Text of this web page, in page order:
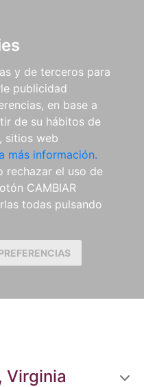
y de terceros para
publicidad
en base a
de su hábitos de
sitios web
más información.
rechazar el uso de
CAMBIAR
todas pulsando
Virginia